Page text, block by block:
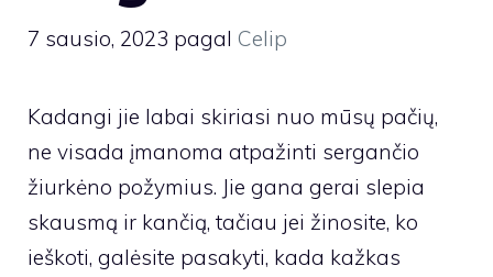
7 sausio, 2023 pagal Celip
Kadangi jie labai skiriasi nuo mūsų pačių,
ne visada įmanoma atpažinti sergančio
žiurkėno požymius. Jie gana gerai slepia
skausmą ir kančią, tačiau jei žinosite, ko
ieškoti, galėsite pasakyti, kada kažkas